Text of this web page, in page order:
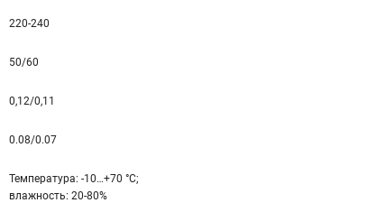
220-240
50/60
0,12/0,11
0.08/0.07
Температура: -10…+70 °С;
влажность: 20-80%